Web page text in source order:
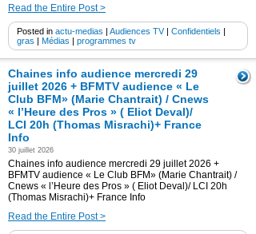
Read the Entire Post >
Posted in actu-medias | Audiences TV| Confidentiels |
gras | Médias | programmes tv
Chaines info audience mercredi 29
juillet 2026 + BFMTV audience « Le
Club BFM» (Marie Chantrait) / Cnews
« l’Heure des Pros » ( Eliot Deval)/
LCI 20h (Thomas Misrachi)+ France
Info
30 juillet 2026
Chaines info audience mercredi 29 juillet 2026 +
BFMTV audience « Le Club BFM» (Marie Chantrait) /
Cnews « l’Heure des Pros » ( Eliot Deval)/ LCI 20h
(Thomas Misrachi)+ France Info
Read the Entire Post >